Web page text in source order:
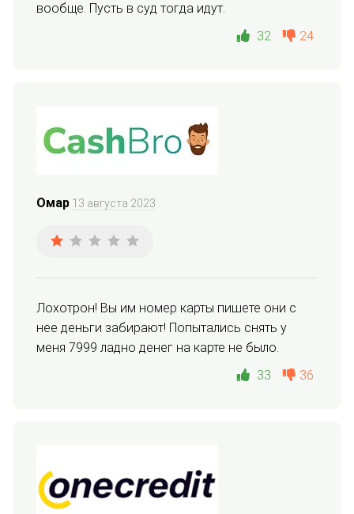
вообще. Пусть в суд тогда идут.
32
24
Омар 13 августа 2023
Лохотрон! Вы им номер карты пишете они с
нее деньги забирают! Попытались снять у
меня 7999 ладно денег на карте не было.
33
36